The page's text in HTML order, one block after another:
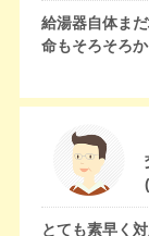
給湯器自体ま
命もそろそろ
とても素早く